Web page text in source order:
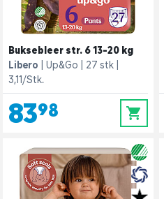
Buksebleer str. 6 13-20 kg
Libero
Up&Go
27 stk
3,11/Stk.
83,98 0